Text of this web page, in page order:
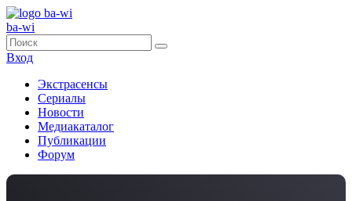
ba-wi
Вход
Экстрасенсы
Сериалы
Новости
Медиакаталог
Публикации
Форум